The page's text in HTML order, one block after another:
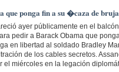
que ponga fin a su �caza de
ayer públicamente en el
pedir a Barack Obama que
en libertad al soldado Bradley
de los cables secretos.
el miércoles en la legación